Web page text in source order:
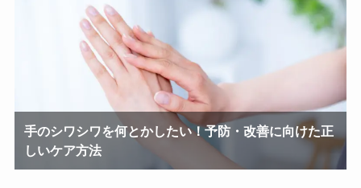
手のシワシワを何とかしたい！予防・改善に向けた正
しいケア方法